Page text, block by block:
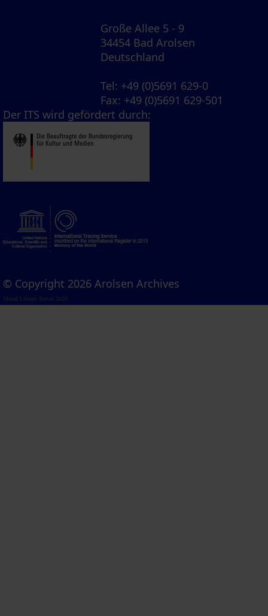
Große Allee 5 - 9
34454 Bad Arolsen
Deutschland
Tel: +49 (0)5691 629-0
Fax: +49 (0)5691 629-501
Der ITS wird gefördert durch:
© Copyright 2026 Arolsen Archives
Visual Library Server 2026